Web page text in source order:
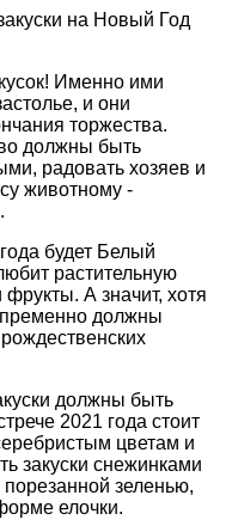
Именно ими
и они
торжества.
должны быть
радовать хозяев и
животному -
будет Белый
растительную
А значит, хотя
должны
должны быть
2021 года стоит
цветам и
закуски снежинками
зеленью,
елочки.